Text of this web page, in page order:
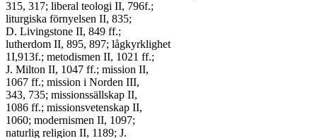
315, 317; liberal teologi II, 796f.;
liturgiska förnyelsen II, 835;
D. Livingstone II, 849 ff.;
lutherdom II, 895, 897; lågkyrklighet
1I,913f.; metodismen II, 1021 ff.;
J. Milton II, 1047 ff.; mission II,
1067 ff.; mission i Norden III,
343, 735; missionssällskap II,
1086 ff.; missionsvetenskap II,
1060; modernismen II, 1097;
naturlig religion II, 1189; J.